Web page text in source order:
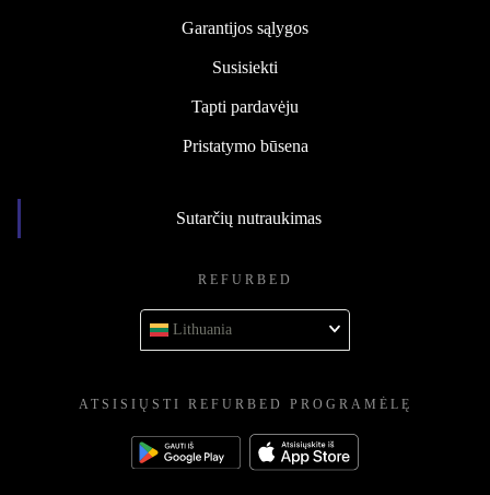
Garantijos sąlygos
Susisiekti
Tapti pardavėju
Pristatymo būsena
Sutarčių nutraukimas
REFURBED
Lithuania
ATSISIŲSTI REFURBED PROGRAMĖLĘ